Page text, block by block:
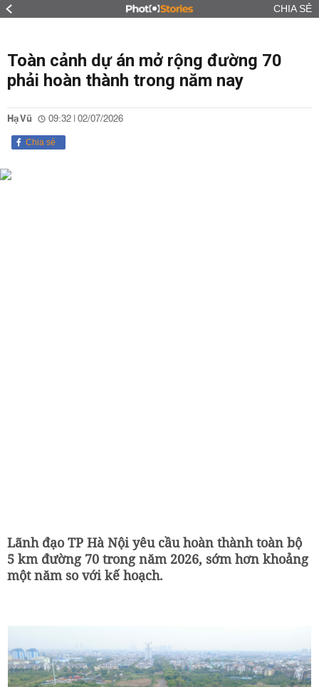
CHIA SẺ
Toàn cảnh dự án mở rộng đường 70
phải hoàn thành trong năm nay
Hạ Vũ 09:32 | 02/07/2026
Chia sẻ
Lãnh đạo TP Hà Nội yêu cầu hoàn thành toàn bộ
5 km đường 70 trong năm 2026, sớm hơn khoảng
một năm so với kế hoạch.